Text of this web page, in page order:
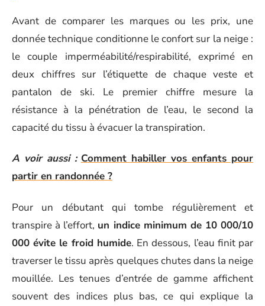
Avant de comparer les marques ou les prix, une
donnée technique conditionne le confort sur la neige :
le couple imperméabilité/respirabilité, exprimé en
deux chiffres sur l’étiquette de chaque veste et
pantalon de ski. Le premier chiffre mesure la
résistance à la pénétration de l’eau, le second la
capacité du tissu à évacuer la transpiration.
A voir aussi : Comment habiller vos enfants pour
partir en randonnée ?
Pour un débutant qui tombe régulièrement et
transpire à l’effort, un indice minimum de 10 000/10
000 évite le froid humide. En dessous, l’eau finit par
traverser le tissu après quelques chutes dans la neige
mouillée. Les tenues d’entrée de gamme affichent
souvent des indices plus bas, ce qui explique la